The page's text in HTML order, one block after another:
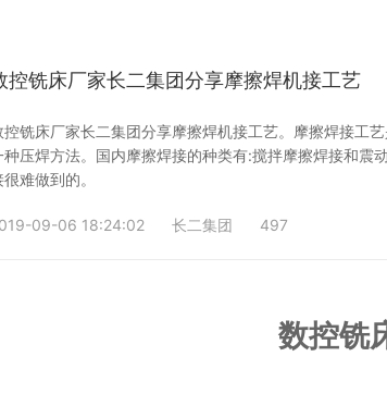
控铣床厂家长二集团分享摩擦焊机接工艺
控铣床厂家长二集团分享摩擦焊机接工艺。摩擦焊接工
种压焊方法。国内摩擦焊接的种类有:搅拌摩擦焊接和
很难做到的。
09-06 18:24:02 长二集团 497
数控铣